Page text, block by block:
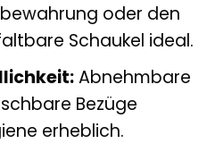
oder den
Schaukel ideal.
Abnehmbare
Bezüge
erheblich.